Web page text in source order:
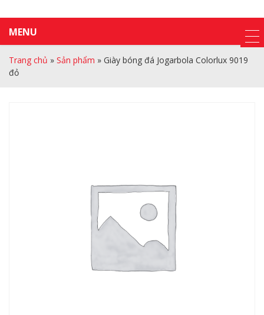
MENU
Trang chủ » Sản phẩm » Giày bóng đá Jogarbola Colorlux 9019
đỏ